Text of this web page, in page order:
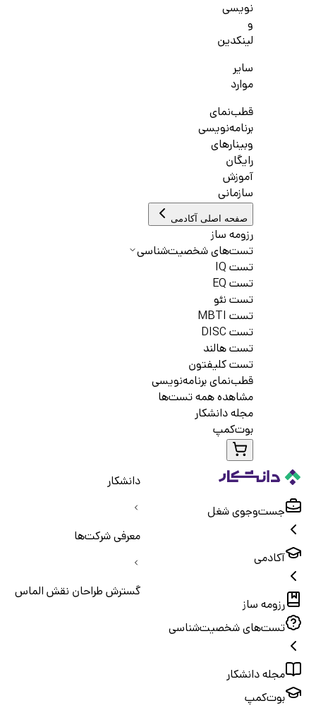
نویسی
و
لینکدین
سایر
موارد
قطب‌نمای
برنامه‌نویسی
وبینارهای
رایگان
آموزش
سازمانی
صفحه اصلی آکادمی
رزومه ساز
تست‌های شخصیت‌شناسی
تست IQ
تست EQ
تست نئو
تست MBTI
تست DISC
تست هالند
تست کلیفتون
قطب‌نمای برنامه‌نویسی
مشاهده همه تست‌ها
مجله دانشکار
بوت‌کمپ
جست‌و‌جوی شغل
آکادمی
رزومه ساز
تست‌های شخصیت‌شناسی
مجله دانشکار
بوت‌کمپ
دانشکار
معرفی شرکت‌ها
گسترش طراحان نقش الماس